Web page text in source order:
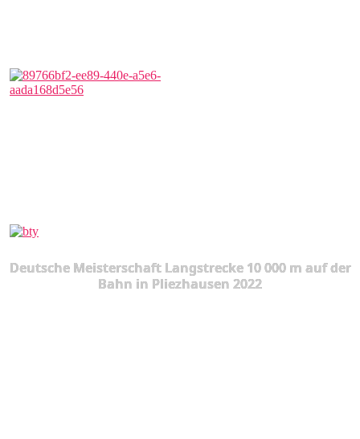
Deutsche Meisterschaft Langstrecke 10 000 m auf der
Bahn in Pliezhausen 2022